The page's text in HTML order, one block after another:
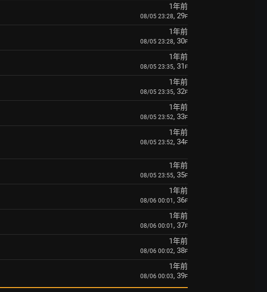
1年前
08/05 23:28, 29F
1年前
08/05 23:28, 30F
1年前
08/05 23:35, 31 F
1年前
08/05 23:35, 32F
1年前
08/05 23:52, 33F
1年前
08/05 23:52, 34F
1年前
08/05 23:55, 35F
1年前
08/06 00:01 , 36F
1年前
08/06 00:01 , 37F
1年前
08/06 00:02, 38F
1年前
08/06 00:03, 39F